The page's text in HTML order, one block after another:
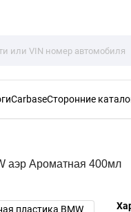
CarbaseСторонние
аэр Ароматная 400мл